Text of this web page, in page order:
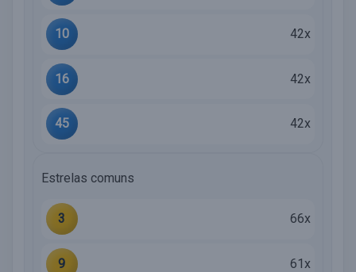
10 42x
16 42x
45 42x
Estrelas comuns
3 66x
9 61x